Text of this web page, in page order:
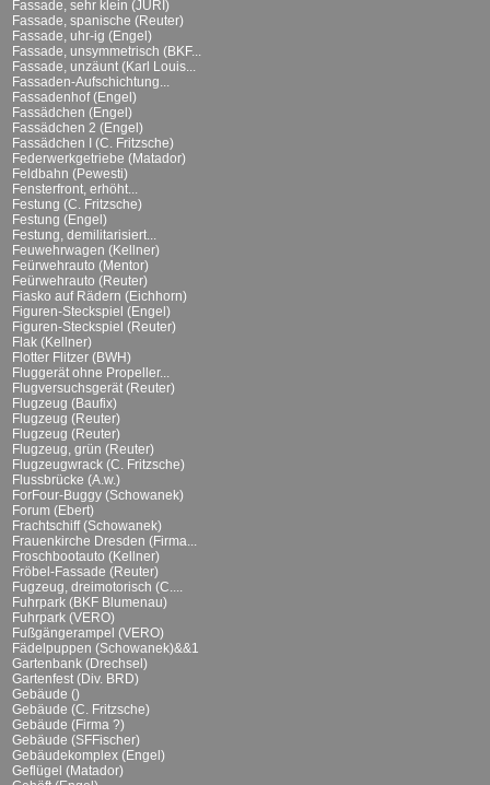
Fassade, sehr klein (JURI)
Fassade, spanische (Reuter)
Fassade, uhr-ig (Engel)
Fassade, unsymmetrisch (BKF...
Fassade, unzäunt (Karl Louis...
Fassaden-Aufschichtung...
Fassadenhof (Engel)
Fassädchen (Engel)
Fassädchen 2 (Engel)
Fassädchen I (C. Fritzsche)
Federwerkgetriebe (Matador)
Feldbahn (Pewesti)
Fensterfront, erhöht...
Festung (C. Fritzsche)
Festung (Engel)
Festung, demilitarisiert...
Feuwehrwagen (Kellner)
Feürwehrauto (Mentor)
Feürwehrauto (Reuter)
Fiasko auf Rädern (Eichhorn)
Figuren-Steckspiel (Engel)
Figuren-Steckspiel (Reuter)
Flak (Kellner)
Flotter Flitzer (BWH)
Fluggerät ohne Propeller...
Flugversuchsgerät (Reuter)
Flugzeug (Baufix)
Flugzeug (Reuter)
Flugzeug (Reuter)
Flugzeug, grün (Reuter)
Flugzeugwrack (C. Fritzsche)
Flussbrücke (A.w.)
ForFour-Buggy (Schowanek)
Forum (Ebert)
Frachtschiff (Schowanek)
Frauenkirche Dresden (Firma...
Froschbootauto (Kellner)
Fröbel-Fassade (Reuter)
Fugzeug, dreimotorisch (C....
Fuhrpark (BKF Blumenau)
Fuhrpark (VERO)
Fußgängerampel (VERO)
Fädelpuppen (Schowanek)&&1
Gartenbank (Drechsel)
Gartenfest (Div. BRD)
Gebäude ()
Gebäude (C. Fritzsche)
Gebäude (Firma ?)
Gebäude (SFFischer)
Gebäudekomplex (Engel)
Geflügel (Matador)